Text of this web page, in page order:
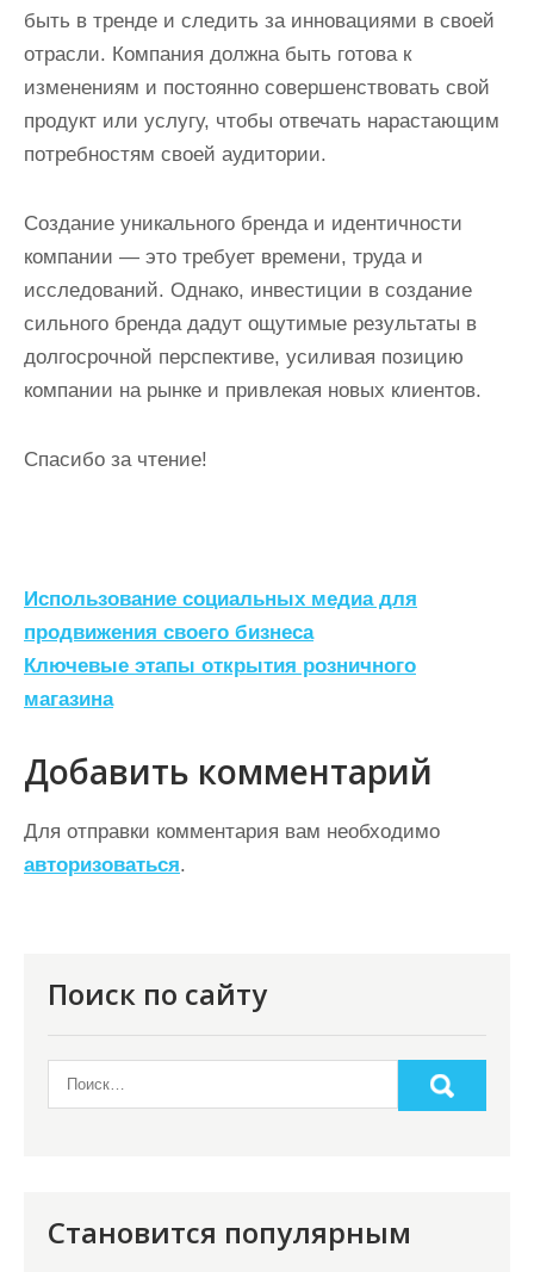
быть в тренде и следить за инновациями в своей
отрасли. Компания должна быть готова к
изменениям и постоянно совершенствовать свой
продукт или услугу, чтобы отвечать нарастающим
потребностям своей аудитории.
Создание уникального бренда и идентичности
компании — это требует времени, труда и
исследований. Однако, инвестиции в создание
сильного бренда дадут ощутимые результаты в
долгосрочной перспективе, усиливая позицию
компании на рынке и привлекая новых клиентов.
Спасибо за чтение!
Н
а
в
и
г
а
ц
и
Использование социальных медиа для
продвижения своего бизнеса
Ключевые этапы открытия розничного
магазина
Добавить комментарий
Для отправки комментария вам необходимо
авторизоваться.
Поиск по сайту
Становится популярным